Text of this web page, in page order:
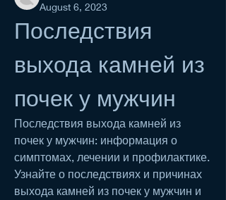
August 6, 2023
Последствия
выхода камней из
почек у мужчин
Последствия выхода камней из
почек у мужчин: информация о
симптомах, лечении и профилактике.
Узнайте о последствиях и причинах
выхода камней из почек у мужчин и